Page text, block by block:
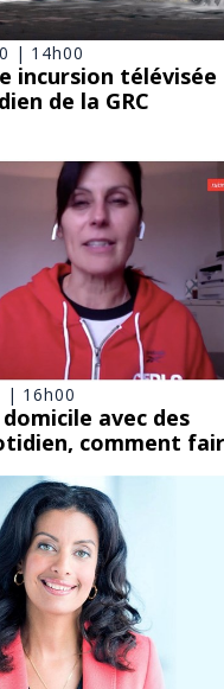
| 14h00
incursion télévisée
de la GRC
| 16h00
avec des
comment